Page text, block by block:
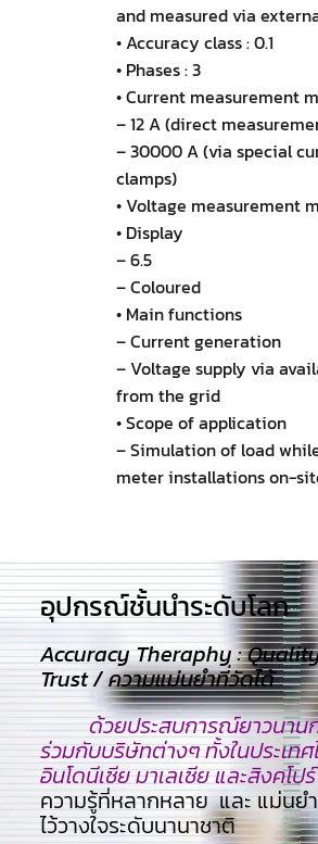
and measured via
• Accuracy class : 0.1
• Phases : 3
• Current measurement
– 12 A (direct
– 30000 A (via special
clamps)
• Voltage measurement
• Display
– 6.5
– Coloured
• Main functions
– Current generation
– Voltage supply via
from the grid
• Scope of application
– Simulation of load
meter installations on-
อุปกรณ์ชั้นนำระดับโลก​
Accuracy Theraphy :
Trust / ความแม่นยำที่วัดได้
ด้วยประสบการณ์ยาวนาน
ร่วมกับบริษัทต่างๆ ทั้งในประเทศ
อินโดนีเซีย มาเลเซีย และสิงคโปร์
ความรู้ที่หลากหลาย และ แม่นย
ไว้วางใจระดับนานาชาติ